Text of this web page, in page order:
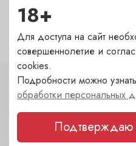
Садовническая — в наличии
Характеристики
Тип
Набор 5 предметов
18+
Для доступа на сайт
совершеннолетие и
cookies.
Подробности можно
обработки персональных
Подтверждаю